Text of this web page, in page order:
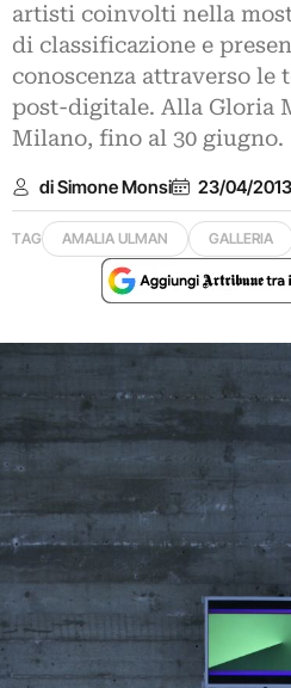
artisti coinvolti nella
di classificazione e
conoscenza attraverso le
post-digitale. Alla Gloria
Milano, fino al 30 giugno.
di Simone Monsi 23/04/2013
TAG AMALIA ULMAN GALLERIA